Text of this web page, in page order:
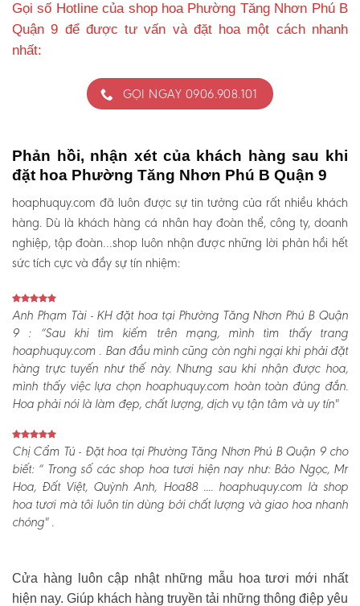
Gọi số Hotline của shop hoa Phường Tăng Nhơn Phú B
Quận 9 để được tư vấn và đặt hoa một cách nhanh
nhất:
GỌI NGAY 0906.908.101
Phản hồi, nhận xét của khách hàng sau khi
đặt hoa Phường Tăng Nhơn Phú B Quận 9
hoaphuquy.com đã luôn được sự tin tưởng của rất nhiều khách
hàng. Dù là khách hàng cá nhân hay đoàn thể, công ty, doanh
nghiệp, tập đoàn…shop luôn nhận được những lời phản hồi hết
sức tích cực và đầy sự tín nhiệm:
Anh Phạm Tài - KH đặt hoa tại Phường Tăng Nhơn Phú B Quận
9 :“Sau khi tìm kiếm trên mạng, mình tìm thấy trang
hoaphuquy.com . Ban đầu mình cũng còn nghi ngại khi phải đặt
hàng trực tuyến như thế này. Nhưng sau khi nhận được hoa,
mình thấy việc lựa chọn hoaphuquy.com hoàn toàn đúng đắn.
Hoa phải nói là làm đẹp, chất lượng, dịch vụ tận tâm và uy tín"
Chị Cẩm Tú - Đặt hoa tại Phường Tăng Nhơn Phú B Quận 9 cho
biết:“ Trong số các shop hoa tươi hiện nay như: Bảo Ngọc, Mr
Hoa, Đất Việt, Quỳnh Anh, Hoa88 .... hoaphuquy.com là shop
hoa tươi mà tôi luôn tin dùng bởi chất lượng và giao hoa nhanh
chóng" .
Cửa hàng luôn cập nhật những mẫu hoa tươi mới nhất
hiện nay. Giúp khách hàng truyền tải những thông điệp yêu